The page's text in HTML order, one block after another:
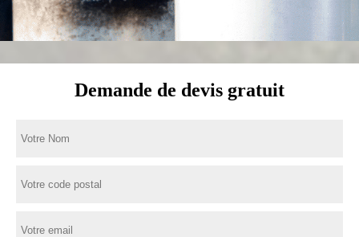
Demande de devis gratuit